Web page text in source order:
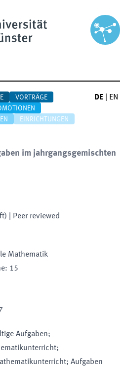
VORTRÄGE
EINRICHTUNGEN
DE EN
im jahrgangsgemischten
| Peer reviewed
Mathematik
: 15
Aufgaben;
Aufgaben